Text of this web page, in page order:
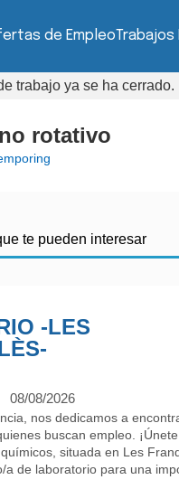
de EmpleoTrabajos
trabajo ya se ha
rotativo
te pueden interesar
-LES
08/08/2026
nos dedicamos a
buscan empleo.
situada en Les
a de laboratorio para una